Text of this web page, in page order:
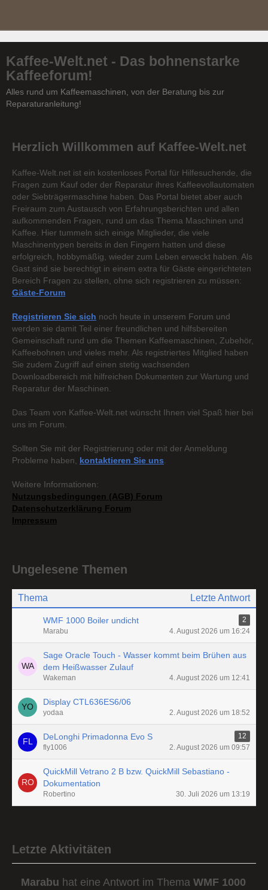
Kaffee-Welt.net - Das bohnenstarke
Kaffeeforum!
Alles rund um Kaffeemaschinen, von der Beratung bis zur
Reparaturanleitung!
Herzlich Willkommen auf Kaffee-Welt.net
Kaffee-Welt.net ist ein kostenloses Portal für Hilfesuchende, die
Fragen zum Kauf oder der Reparatur ihres Kaffeevollautomaten
oder Siebträgermaschine haben. Das Portal bietet aber auch
Freiraum zum Austausch von Erfahrungsberichten und allen
aufkommenden Fragen, rund um das Thema Maschinen und
Kaffee. Hier tummeln sich einige Mitglieder, die viele
Maschinentypen bereits in den Fingern hatten und diese
erfolgreich, hobbymäßig, wieder zum Leben erweckt haben. Als
Gast sind sie berechtigt in einem extra für Gäste eingerichteten
Bereich Fragen zu stellen, ohne sich registrieren zu müssen:
Gäste-Forum
Registrieren Sie sich noch heute in unserem Forum und
werden sie damit Teil einer freundlichen und hilfsbereiten
Gemeinschaft rund um die Themen Kaffeemaschinen, Zubehör,
Kaffeebohnen und vieles mehr. Als registriertes Mitglied haben
Sie zudem Zugriff auf einen stetig wachsenden
Downloadbereich mit hilfreichen Dokumenten zur Wartung und
Reparatur der Maschinen.
Das Team von Kaffee-Welt.net wünscht Ihnen viel Spaß hier bei
uns im Forum.
Sollten Sie mit der Registrierung oder mit der Anmeldung
Probleme haben, kontaktieren Sie uns
Weitere Informationen:
Nutzungsbedingungen (AGB) Forum
Datenschutzerklärung Forum
Impressum
Ungelesene Themen
Thema Letzte Antwort
WMF 1000 Boiler undicht
2
Marabu
4. August 2026 um 16:24
Sage Oracle Touch - Wasser kommt beim Brühen aus
dem Heißwasser Zulauf
Wakeman 4. August 2026 um 12:41
Display CTL636ES6/06
yodaa 2. August 2026 um 18:52
DeLonghi Primadonna Evo S
12
fly1006
2. August 2026 um 09:57
QuickMill Vetrano 2 B bzw. QuickMill Sebastiano -
Dokumentation
Robertino 30. Juli 2026 um 13:19
Letzte Aktivitäten
Marabu hat eine Antwort im Thema WMF 1000